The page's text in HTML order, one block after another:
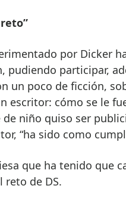
por Dicker
pudiendo participar,
un poco de ficción,
escritor: cómo se le
de niño quiso ser
“ha sido como
que ha tenido que
reto de DS.